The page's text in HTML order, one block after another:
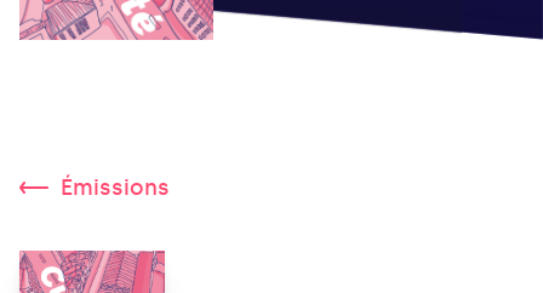
Émissions